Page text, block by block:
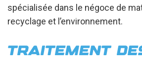
spécialisée dans le négoce de
recyclage et l’environnement.
TRAITEMENT